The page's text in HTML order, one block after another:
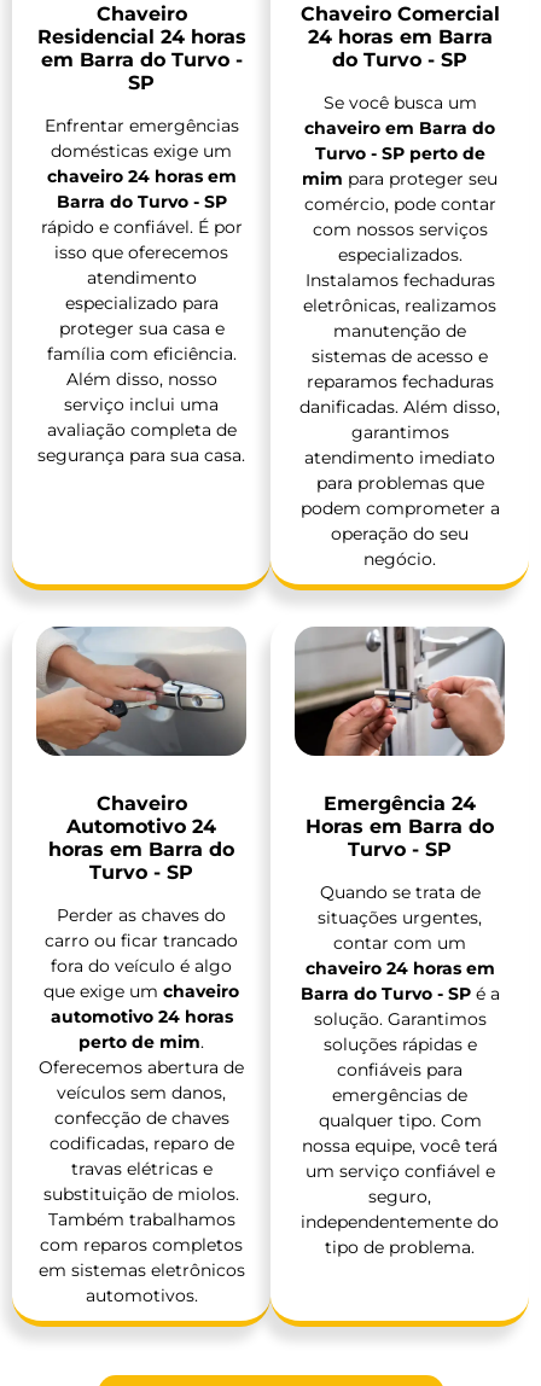
Chaveiro
Residencial 24 horas
em Barra do Turvo -
SP
Enfrentar emergências
domésticas exige um
chaveiro 24 horas em
Barra do Turvo - SP
rápido e confiável. É por
isso que oferecemos
atendimento
especializado para
proteger sua casa e
família com eficiência.
Além disso, nosso
serviço inclui uma
avaliação completa de
segurança para sua casa.
Chaveiro Comercial
24 horas em Barra
do Turvo - SP
Se você busca um
chaveiro em Barra do
Turvo - SP perto de
mim para proteger seu
comércio, pode contar
com nossos serviços
especializados.
Instalamos fechaduras
eletrônicas, realizamos
manutenção de
sistemas de acesso e
reparamos fechaduras
danificadas. Além disso,
garantimos
atendimento imediato
para problemas que
podem comprometer a
operação do seu
negócio.
Chaveiro
Automotivo 24
horas em Barra do
Turvo - SP
Perder as chaves do
carro ou ficar trancado
fora do veículo é algo
que exige um chaveiro
automotivo 24 horas
perto de mim.
Oferecemos abertura de
veículos sem danos,
confecção de chaves
codificadas, reparo de
travas elétricas e
substituição de miolos.
Também trabalhamos
com reparos completos
em sistemas eletrônicos
automotivos.
Emergência 24
Horas em Barra do
Turvo - SP
Quando se trata de
situações urgentes,
contar com um
chaveiro 24 horas em
Barra do Turvo - SPé a
solução. Garantimos
soluções rápidas e
confiáveis para
emergências de
qualquer tipo. Com
nossa equipe, você terá
um serviço confiável e
seguro,
independentemente do
tipo de problema.